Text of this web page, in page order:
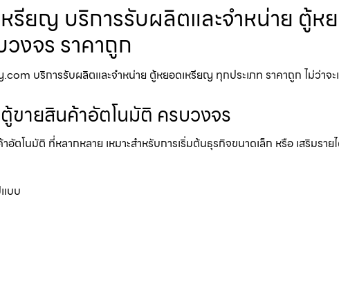
รียญ​ บริการรับผลิตและจำหน่าย ตู้
งจร ราคาถูก
บริการรับผลิตและจำหน่าย ตู้หยอดเหรียญ ทุกประเภท ราคาถูก ไม่ว่
ขายสินค้าอัตโนมัติ ครบวงจร
ตโนมัติ ที่หลากหลาย เหมาะสำหรับการเริ่มต้นธุรกิจขนาดเล็ก หรือ เสริม
บบ